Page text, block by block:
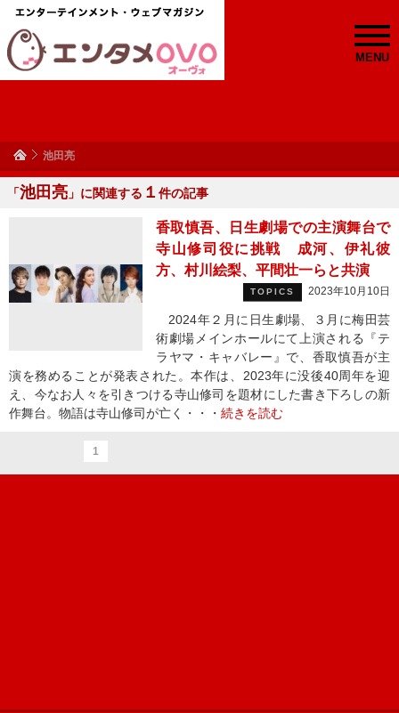
MENU
池田亮
「池田亮 」に関連する １ 件の記事
香取慎吾、日生劇場での主演舞台で
寺山修司役に挑戦 成河、伊礼彼
方、村川絵梨、平間壮一らと共演
TOPICS 2023年10月10日
2024年２月に日生劇場、３月に梅田芸
術劇場メインホールにて上演される『テ
ラヤマ・キャバレー』で、香取慎吾が主
演を務めることが発表された。本作は、2023年に没後40周年を迎
え、今なお人々を引きつける寺山修司を題材にした書き下ろしの新
作舞台。物語は寺山修司が亡く・・・ 続きを読む
1